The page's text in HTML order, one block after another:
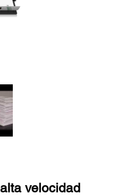
velocidad